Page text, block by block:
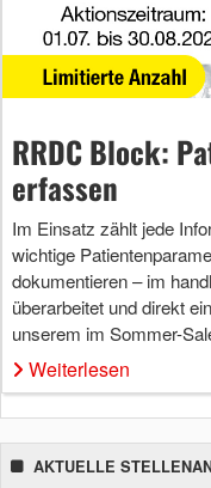
RRDC Block:
erfassen
Im Einsatz zählt jede
wichtige
dokumentieren – im
überarbeitet und direkt
unserem im Sommer-
Weiterlesen
AKTUELLE